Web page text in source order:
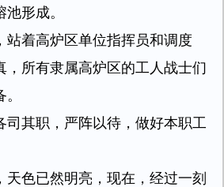
形成。
站着高炉区单位指挥员和调度
，所有隶属高炉区的工人战士们
司其职，严阵以待，做好本职工
天色已然明亮，现在，经过一刻